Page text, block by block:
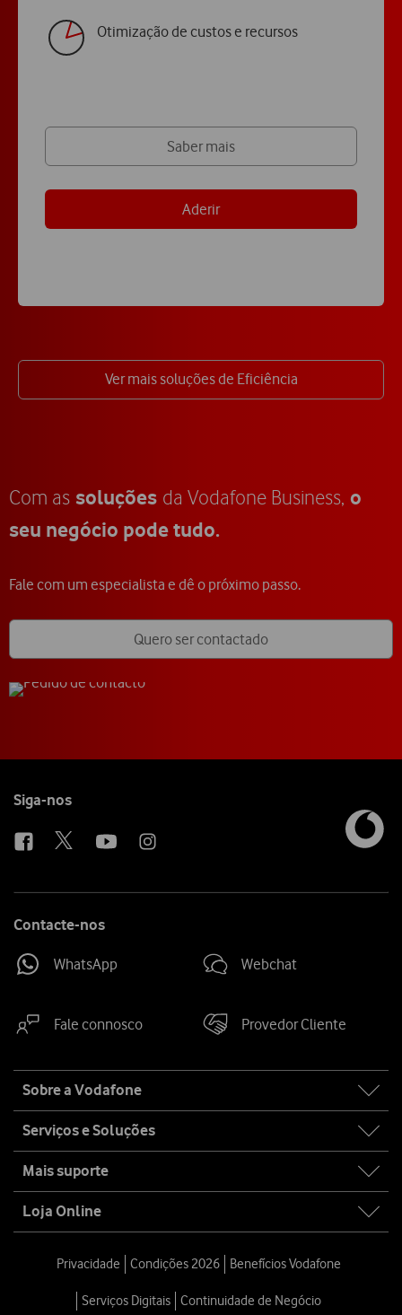
Otimização de custos e recursos
Saber mais
Aderir
Ver mais soluções de Eficiência
Com as soluções da Vodafone Business, o
seu negócio pode tudo.
Fale com um especialista e dê o próximo passo.
Quero ser contactado
Follow
Siga-nos
Contacte-nos
WhatsApp Webchat
Fale connosco Provedor Cliente
map
Sobre a Vodafone
Serviços e Soluções
Mais suporte
Loja Online
Privacidade Condições 2026 Benefícios Vodafone
Serviços Digitais Continuidade de Negócio